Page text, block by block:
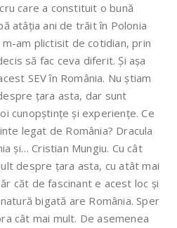
care a constituit o bună
atâția ani de trăit în Polonia
am plictisit de cotidian, prin
să fac ceva diferit. Și așa
SEV în România. Nu știam
țara asta, dar sunt
cunopștințe și experiențe. Ce
legat de România? Dracula
și… Cristian Mungiu. Cu cât
despre țara asta, cu atât mai
căt de fascinant e acest loc și
bigată are România. Sper
cât mai mult. De asemenea